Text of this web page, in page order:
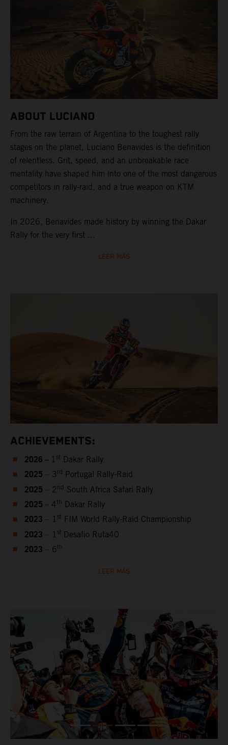
ABOUT LUCIANO
From the raw terrain of Argentina to the toughest rally
stages on the planet, Luciano Benavides is the definition
of relentless. Grit, speed, and an unbreakable race
mentality have shaped him into one of the most dangerous
competitors in rally-raid, and a true weapon on KTM
machinery.
In 2026, Benavides made history by winning the Dakar
Rally for the very first ...
LEER MÁS
ACHIEVEMENTS:
2026 – 1 st Dakar Rally
2025 – 3 rd Portugal Rally-Raid
2025 – 2 nd South Africa Safari Rally
2025 – 4th Dakar Rally
2023 – 1 st FIM World Rally-Raid Championship
2023 – 1 st Desafio Ruta40
2023 – 6th
LEER MÁS